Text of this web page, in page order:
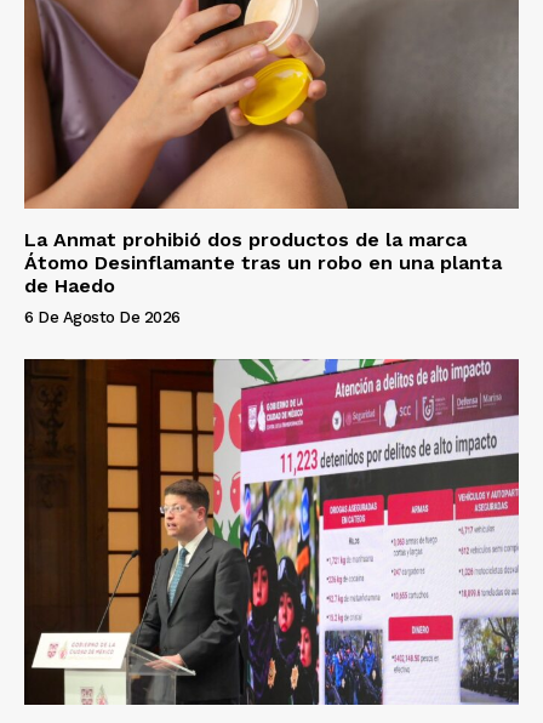
La Anmat prohibió dos productos de la marca
Átomo Desinflamante tras un robo en una planta
de Haedo
6 De Agosto De 2026